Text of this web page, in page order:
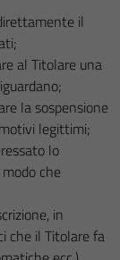
il
al Titolare una
la sospensione
legittimi;
lo
che
in
che il Titolare fa